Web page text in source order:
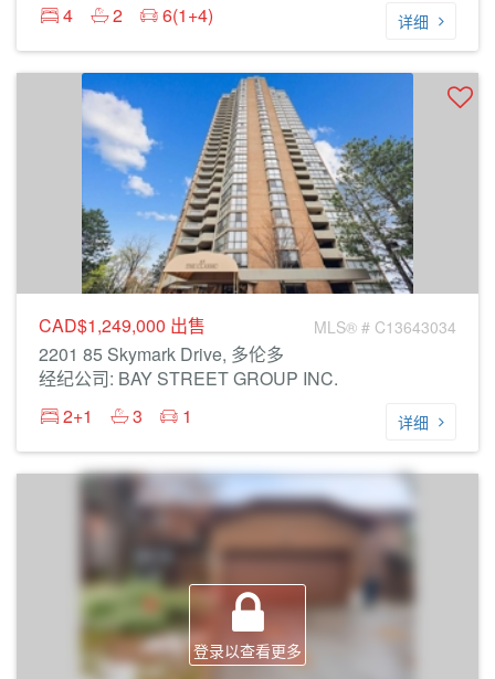
4
2 6(1+4) 详细
CAD$1,249,000 出售 MLS® # C13643034
2201 85 Skymark Drive, 多伦多
经纪公司: BAY STREET GROUP INC.
2+1
3 1 详细
登录以查看更多